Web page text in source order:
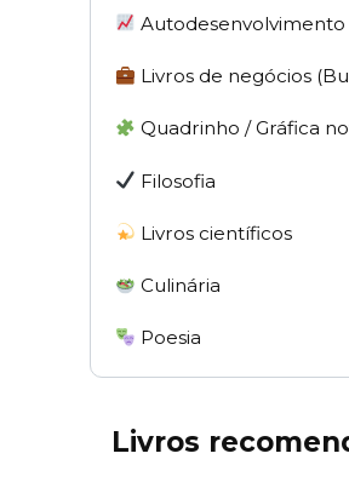
Autodesenvolvimento
Livros de negócios
Quadrinho / Gráfica
Filosofia
Livros científicos
Culinária
Poesia
Livros